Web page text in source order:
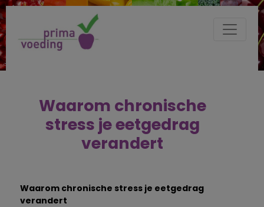
Waarom chronische
stress je eetgedrag
verandert
Waarom chronische stress je eetgedrag
verandert